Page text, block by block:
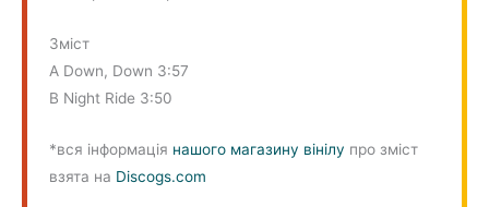
Зміст
A Down, Down 3:57
B Night Ride 3:50
*вся інформація нашого магазину вінілу про зміст
взята на Discogs.com